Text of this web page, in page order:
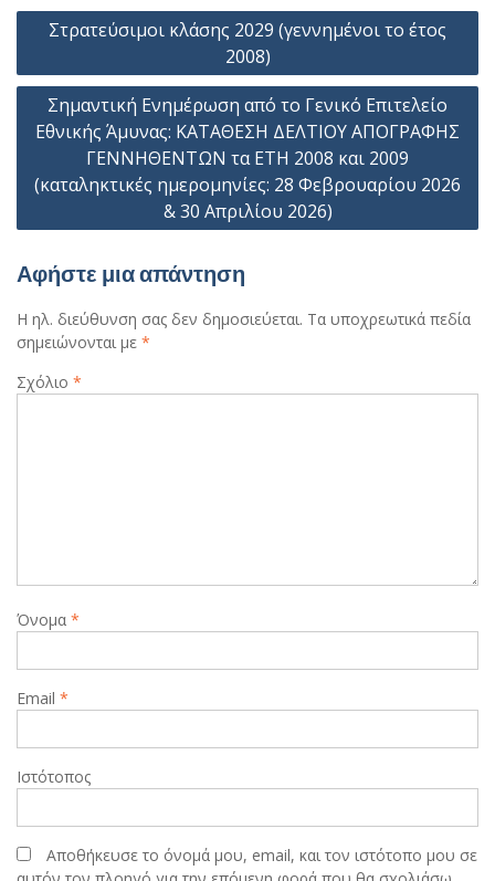
Πλοήγηση
άρθρων
Στρατεύσιμοι κλάσης 2029 (γεννημένοι το έτος
2008)
Σημαντική Ενημέρωση από το Γενικό Επιτελείο
Εθνικής Άμυνας: ΚΑΤΑΘΕΣΗ ΔΕΛΤΙΟΥ ΑΠΟΓΡΑΦΗΣ
ΓΕΝΝΗΘΕΝΤΩΝ τα ΕΤΗ 2008 και 2009
(καταληκτικές ημερομηνίες: 28 Φεβρουαρίου 2026
& 30 Απριλίου 2026)
Αφήστε μια απάντηση
Η ηλ. διεύθυνση σας δεν δημοσιεύεται. Τα υποχρεωτικά πεδία
σημειώνονται με *
Σχόλιο *
Όνομα *
Email *
Ιστότοπος
Αποθήκευσε το όνομά μου, email, και τον ιστότοπο μου σε